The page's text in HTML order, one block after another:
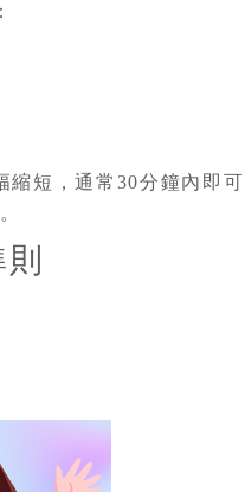
短，通常30分鐘內即